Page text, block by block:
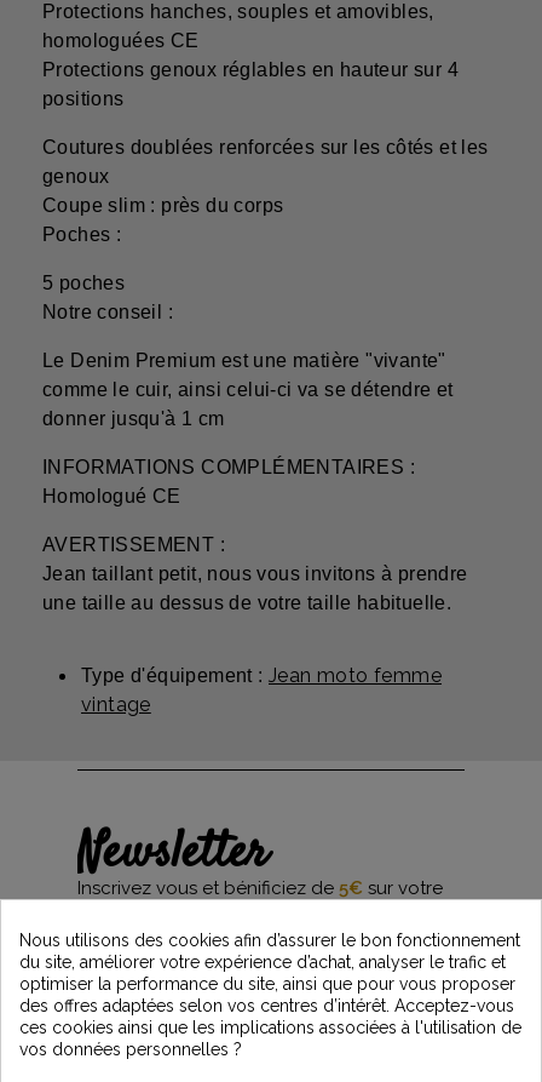
Protections hanches, souples et amovibles,
homologuées CE
Protections genoux réglables en hauteur sur 4
positions
Coutures doublées renforcées sur les côtés et les
genoux
Coupe slim : près du corps
Poches :
5 poches
Notre conseil :
Le Denim Premium est une matière "vivante"
comme le cuir, ainsi celui-ci va se détendre et
donner jusqu'à 1 cm
INFORMATIONS COMPLÉMENTAIRES :
Homologué CE
AVERTISSEMENT :
Jean taillant petit, nous vous invitons à prendre
une taille au dessus de votre taille habituelle.
Type d'équipement : Jean moto femme
vintage
Newsletter
Inscrivez vous et bénificiez de 5€ sur votre
et restez informés des dernières nouveautés
Vintage Motors
*Dès 99€ d'achat. En vous abonnant à notre newsletter, vous reconnaissez avoir pris
Nous utilisons des cookies afin d’assurer le bon fonctionnement
du site, améliorer votre expérience d’achat, analyser le trafic et
optimiser la performance du site, ainsi que pour vous proposer
des offres adaptées selon vos centres d’intérêt. Acceptez-vous
ces cookies ainsi que les implications associées à l'utilisation de
vos données personnelles ?